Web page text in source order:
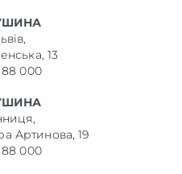
13
88 000
Артинова, 19
88 000